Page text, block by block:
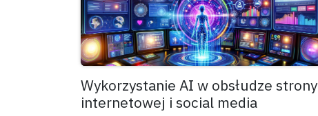
Wykorzystanie AI w obsłudze strony
internetowej i social media